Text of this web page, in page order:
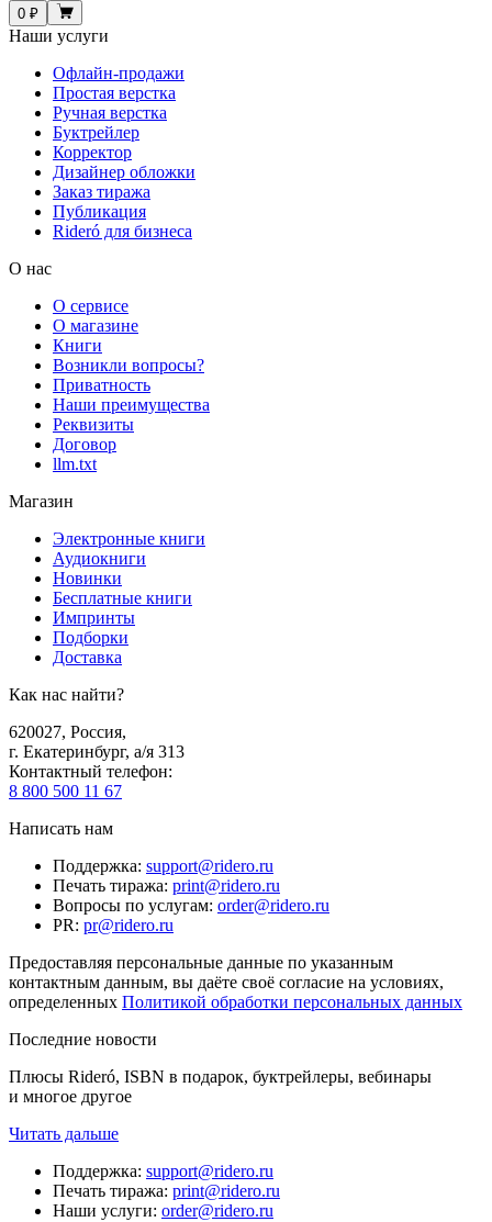
0 ₽
Наши услуги
Офлайн-продажи
Простая верстка
Ручная верстка
Буктрейлер
Корректор
Дизайнер обложки
Заказ тиража
Публикация
Rideró для бизнеса
О нас
О сервисе
О магазине
Книги
Возникли вопросы?
Приватность
Наши преимущества
Реквизиты
Договор
llm.txt
Магазин
Электронные книги
Аудиокниги
Новинки
Бесплатные книги
Импринты
Подборки
Доставка
Как нас найти?
620027, Россия,
г. Екатеринбург, а/я 313
Контактный телефон:
8 800 500 11 67
Написать нам
Поддержка: support@ridero.ru
Печать тиража: print@ridero.ru
Вопросы по услугам: order@ridero.ru
PR: pr@ridero.ru
Предоставляя персональные данные по указанным
контактным данным, вы даёте своё согласие на условиях,
определенных Политикой обработки персональных данных
Последние новости
Плюсы Rideró, ISBN в подарок, буктрейлеры, вебинары
и многое другое
Читать дальше
Поддержка: support@ridero.ru
Печать тиража: print@ridero.ru
Наши услуги: order@ridero.ru